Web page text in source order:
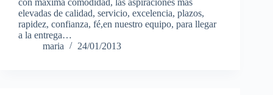
con máxima comodidad, las aspiraciones más
elevadas de calidad, servicio, excelencia, plazos,
rapidez, confianza, fé,en nuestro equipo, para llegar
a la entrega…
maria
24/01/2013